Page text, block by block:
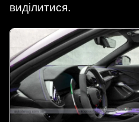
виділитися.